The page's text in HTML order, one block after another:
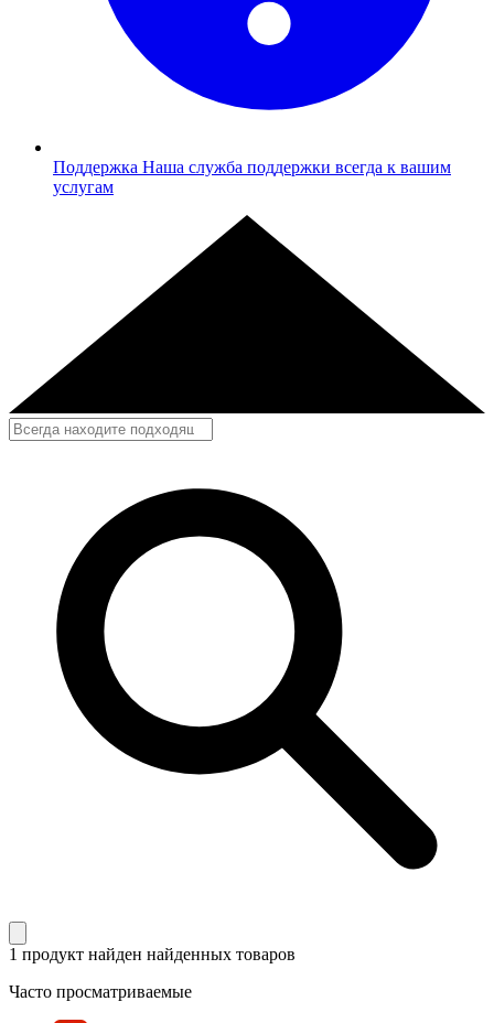
Поддержка Наша служба поддержки всегда к вашим
услугам
1 продукт найден найденных товаров
Часто просматриваемые